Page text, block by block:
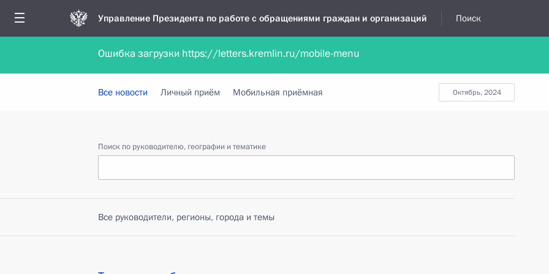
Управление Президента по работе с обращениями граждан и организаций Поиск
Обратиться в форме электронного документа Обратиться в устной форме
октябрь, 2024
Все новости Личный приём Мобильная приёмная
Поиск по руководителю, географии и тематике
Все руководители, регионы, города и темы
Ошибка загрузки https://letters.kremlin.ru/mobile-menu